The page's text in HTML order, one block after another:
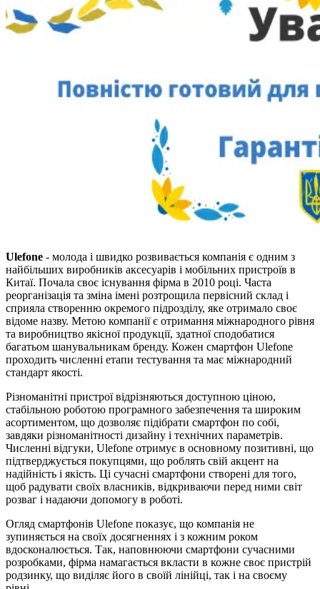
Ulefone - молода і швидко розвивається компанія є одним з
найбільших виробників аксесуарів і мобільних пристроїв в
Китаї. Почала своє існування фірма в 2010 році. Часта
реорганізація та зміна імені розтрощила первісний склад і
сприяла створенню окремого підрозділу, яке отримало своє
відоме назву. Метою компанії є отримання міжнародного рівня
та виробництво якісної продукції, здатної сподобатися
багатьом шанувальникам бренду. Кожен смартфон Ulefone
проходить численні етапи тестування та має міжнародний
стандарт якості.
Різноманітні пристрої відрізняються доступною ціною,
стабільною роботою програмного забезпечення та широким
асортиментом, що дозволяє підібрати смартфон по собі,
завдяки різноманітності дизайну і технічних параметрів.
Численні відгуки, Ulefone отримує в основному позитивні, що
підтверджується покупцями, що роблять свій акцент на
надійність і якість. Ці сучасні смартфони створені для того,
щоб радувати своїх власників, відкриваючи перед ними світ
розваг і надаючи допомогу в роботі.
Огляд смартфонів Ulefone показує, що компанія не
зупиняється на своїх досягненнях і з кожним роком
вдосконалюється. Так, наповнюючи смартфони сучасними
розробками, фірма намагається вкласти в кожне своє пристрій
родзинку, що виділяє його в своїй лінійці, так і на своєму